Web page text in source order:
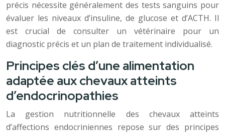
précis nécessite généralement des tests sanguins pour
évaluer les niveaux d’insuline, de glucose et d’ACTH. Il
est crucial de consulter un vétérinaire pour un
diagnostic précis et un plan de traitement individualisé.
Principes clés d’une alimentation
adaptée aux chevaux atteints
d’endocrinopathies
La gestion nutritionnelle des chevaux atteints
d’affections endocriniennes repose sur des principes